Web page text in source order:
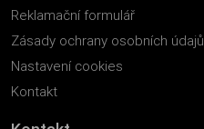
Reklamační formulář
Zásady ochrany osobních údajů
Nastavení cookies
Kontakt